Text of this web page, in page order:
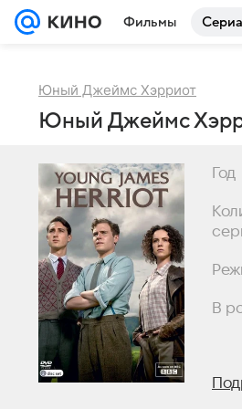
Фильмы
Юный Джеймс Хэрриот
Юный Джеймс
Год
В